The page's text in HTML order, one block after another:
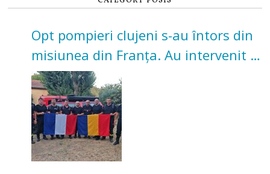
Opt pompieri clujeni s-au întors din
misiunea din Franța. Au intervenit la
incendii de vegetație și pădure